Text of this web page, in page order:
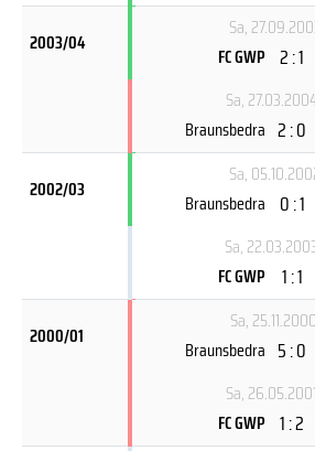
2003/04
Sa,
FC GWP 2 : 1
Sa,
Braunsbedra 2 : 0
2002/03
Sa,
Braunsbedra 0 : 1
Sa,
FC GWP
1 : 1
2000/01
Sa, 25.11.2000
Braunsbedra 5 : 0
Sa, 26.05.2001
FC GWP 1 : 2